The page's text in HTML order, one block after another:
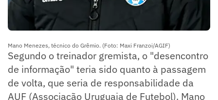
Mano Menezes, técnico do Grêmio. (Foto: Maxi Franzoi/AGIF)
Segundo o treinador gremista, o "desencontro
de informação" teria sido quanto à passagem
de volta, que seria de responsabilidade da
AUF (Associação Uruguaia de Futebol). Mano